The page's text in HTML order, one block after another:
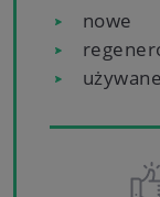
nowe